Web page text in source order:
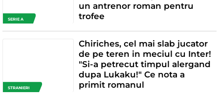
SERIE A
un antrenor roman pentru
trofee
STRANIERI
Chiriches, cel mai slab jucator
de pe teren in meciul cu Inter!
"Si-a petrecut timpul alergand
dupa Lukaku!" Ce nota a
primit romanul